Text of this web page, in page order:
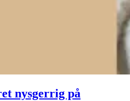
nysgerrig på